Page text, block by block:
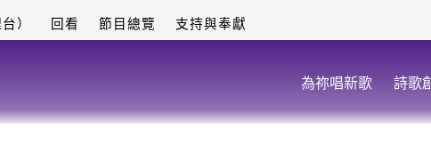
） 回看 節目總覽 支持與奉獻
為祢唱新歌 詩歌